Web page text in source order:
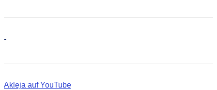
-
Akleja auf YouTube